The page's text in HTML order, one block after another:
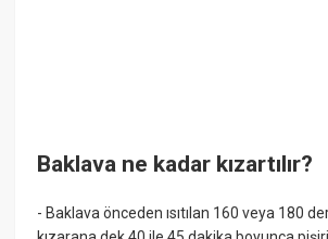
Baklava ne kadar kızartılır?
- Baklava önceden ısıtılan 160 veya 180